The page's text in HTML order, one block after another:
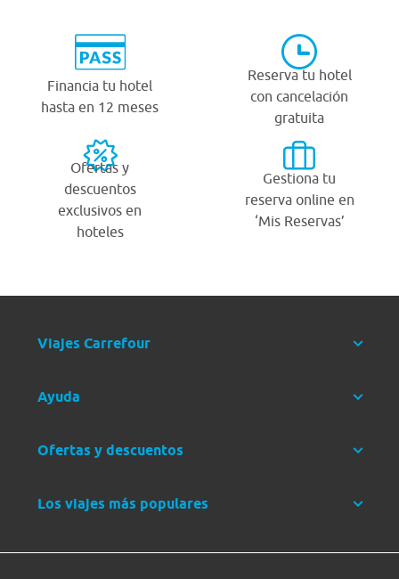
Financia tu hotel
hasta en 12 meses
Reserva tu hotel
con cancelación
gratuita
Ofertas y
descuentos
exclusivos en
hoteles
Gestiona tu
reserva online en
‘Mis Reservas’
Viajes Carrefour
Ayuda
Ofertas y descuentos
Los viajes más populares